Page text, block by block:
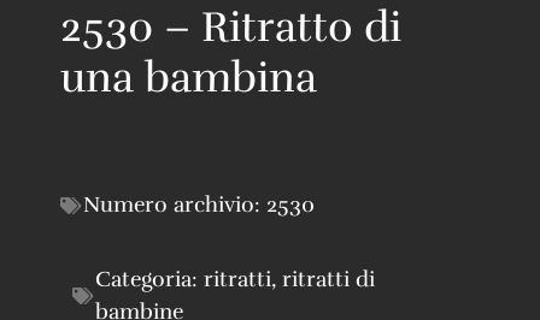
2530 – Ritratto di
una bambina
Numero archivio: 2530
Categoria: ritratti, ritratti di
bambine